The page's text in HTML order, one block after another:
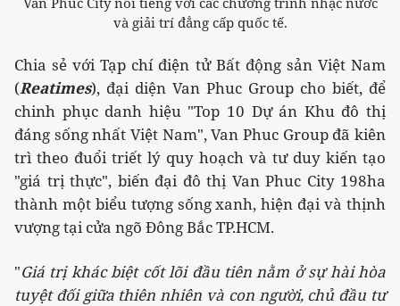
và giải trí đẳng cấp quốc tế.
Chia sẻ với Tạp chí điện tử Bất động sản Việt Nam
(Reatimes), đại diện Van Phuc Group cho biết, để
chinh phục danh hiệu "Top 10 Dự án Khu đô thị
đáng sống nhất Việt Nam", Van Phuc Group đã kiên
trì theo đuổi triết lý quy hoạch và tư duy kiến tạo
"giá trị thực", biến đại đô thị Van Phuc City 198ha
thành một biểu tượng sống xanh, hiện đại và thịnh
vượng tại cửa ngõ Đông Bắc TP.HCM.
"Giá trị khác biệt cốt lõi đầu tiên nằm ở sự hài hòa
tuyệt đối giữa thiên nhiên và con người, chủ đầu tư